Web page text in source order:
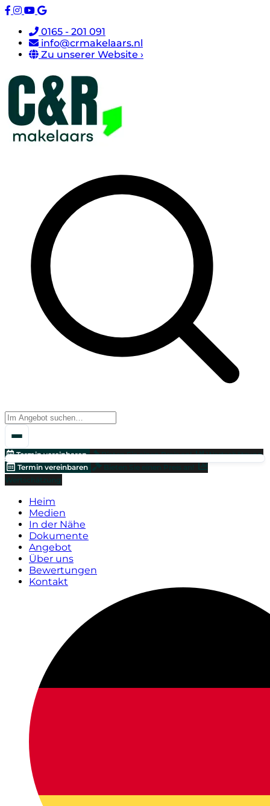
0165 - 201 091
info@crmakelaars.nl
Zu unserer Website ›
Termin vereinbaren Bieten Sie einen Preis an!
Wertschätzung
Termin vereinbaren
Bieten Sie einen Preis an!
Wertschätzung
Heim
Medien
In der Nähe
Dokumente
Angebot
Über uns
Bewertungen
Kontakt